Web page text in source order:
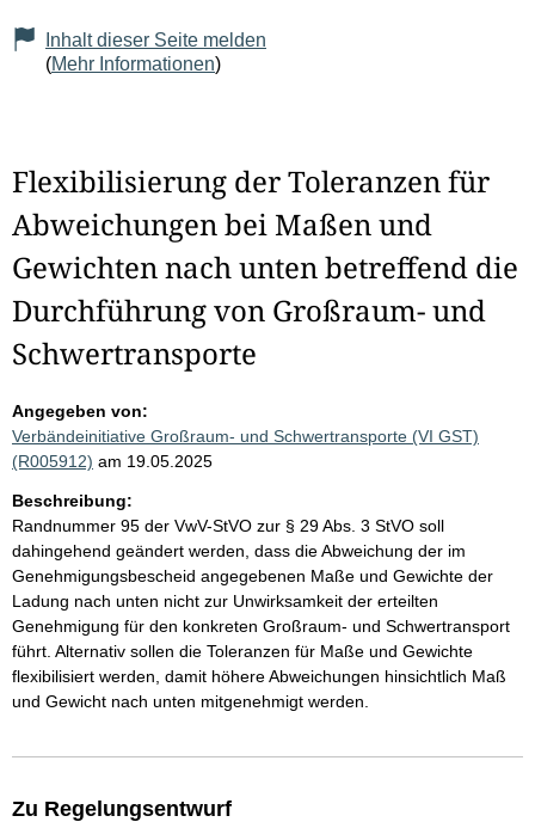
Inhalt dieser Seite melden
(Mehr Informationen)
Flexibilisierung der Toleranzen für
Abweichungen bei Maßen und
Gewichten nach unten betreffend die
Durchführung von Großraum- und
Schwertransporte
Angegeben von:
Verbändeinitiative Großraum- und Schwertransporte (VI GST)
(R005912) am 19.05.2025
Beschreibung:
Randnummer 95 der VwV-StVO zur § 29 Abs. 3 StVO soll
dahingehend geändert werden, dass die Abweichung der im
Genehmigungsbescheid angegebenen Maße und Gewichte der
Ladung nach unten nicht zur Unwirksamkeit der erteilten
Genehmigung für den konkreten Großraum- und Schwertransport
führt. Alternativ sollen die Toleranzen für Maße und Gewichte
flexibilisiert werden, damit höhere Abweichungen hinsichtlich Maß
und Gewicht nach unten mitgenehmigt werden.
Zu Regelungsentwurf